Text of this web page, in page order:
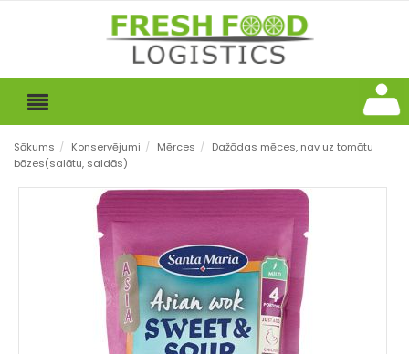
Sākums / Konservējumi / Mērces / Dažādas mēces, nav uz tomātu
bāzes(salātu, saldās)